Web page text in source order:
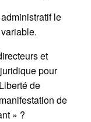
le
et
pour
de
de
» ?